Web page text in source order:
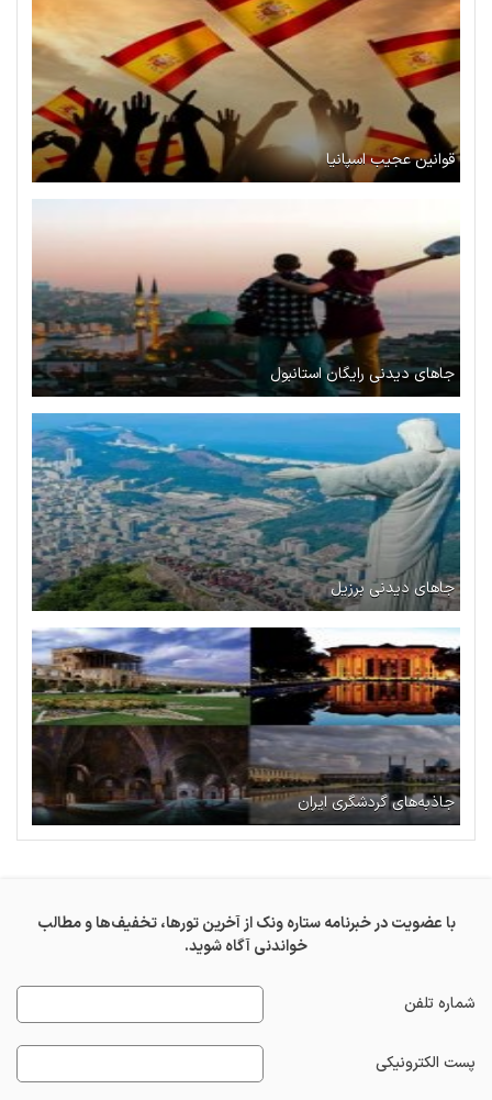
قوانین عجیب اسپانیا
جاهای دیدنی رایگان استانبول
جاهای دیدنی برزیل
جاذبه‌های گردشگری ایران
با عضویت در خبرنامه ستاره ونک از آخرین تورها، تخفیف‌ها و مطالب
خواندنی آگاه شوید.
شماره تلفن
پست الکترونیکی